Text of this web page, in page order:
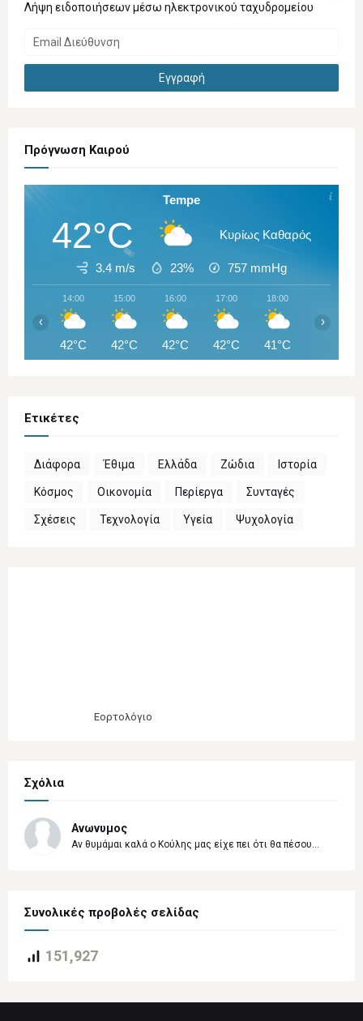
Λήψη ειδοποιήσεων μέσω ηλεκτρονικού ταχυδρομείου
Πρόγνωση Καιρού
Tempe
42°C Κυρίως Καθαρός
3.4 m/s 23% 757 mmHg
14:00
42°C
15:00
42°C
16:00
42°C
17:00
42°C
18:00
41°C
‹ ›
Ετικέτες
Διάφορα Έθιμα Ελλάδα Ζώδια Ιστορία
Κόσμος Οικονομία Περίεργα Συνταγές
Σχέσεις Τεχνολογία Υγεία Ψυχολογία
Εορτολόγιο
Σχόλια
Ανωνυμος
Αν θυμάμαι καλά ο Κούλης μας είχε πει ότι θα πέσου...
Συνολικές προβολές σελίδας
151,927